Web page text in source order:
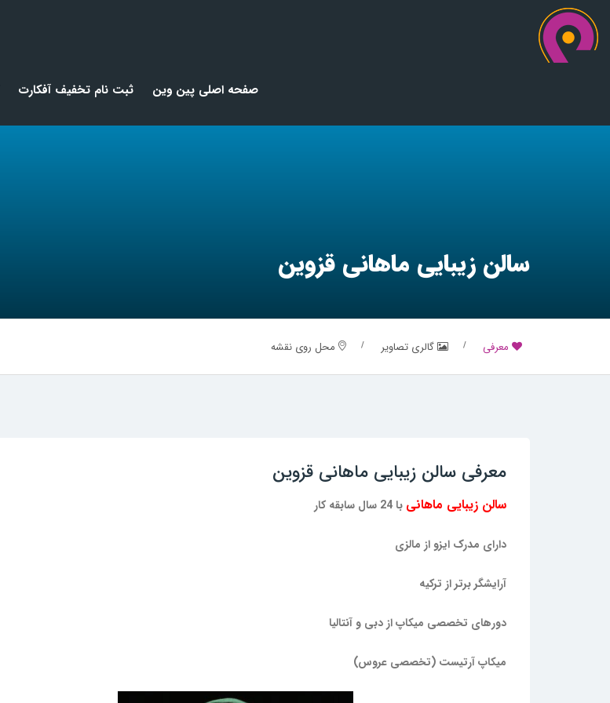
صفحه اصلی پین وین ثبت نام تخفیف آفکارت
سالن زیبایی ماهانی قزوین
معرفی گالری تصاویر محل روی نقشه
معرفی سالن زیبایی ماهانی قزوین
سالن زیبایی ماهانی با 24 سال سابقه کار
دارای مدرک ایزو از مالزی
آرایشگر برتر از ترکیه
دورهای تخصصی میکاپ از دبی و آنتالیا
میکاپ آرتیست (تخصصی عروس)